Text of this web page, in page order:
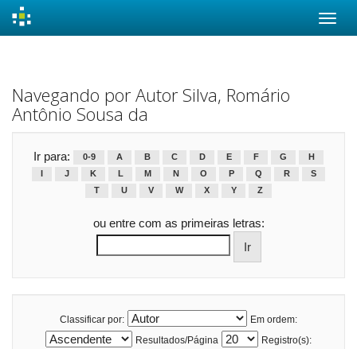
Navegando por Autor Silva, Romário
Antônio Sousa da
Ir para: 0-9 A B C D E F G
H
J K L M N O P Q R
S
T
U V W X Y Z
ou entre com as primeiras letras:
Classificar por:
Em ordem:
Resultados/Página
Registro(s):